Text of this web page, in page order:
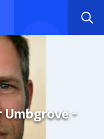
-